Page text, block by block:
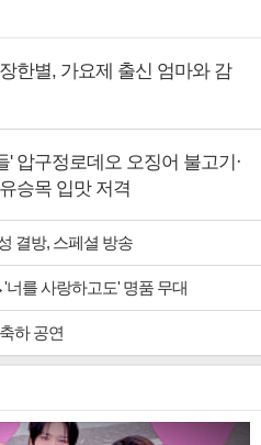
한별, 가요제 출신 엄마와 감
' 압구정로데오 오징어 불고기·
승목 입맛 저격
결방, 스페셜 방송
를 사랑하고도' 명품 무대
하 공연